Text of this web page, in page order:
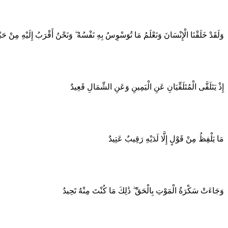
وَلَقَدْ خَلَقْنَا الْإِنْسَانَ وَنَعْلَمُ مَا تُوَسْوِسُ بِهِ نَفْسُهُ ۖ وَنَحْنُ أَقْرَبُ إِلَيْهِ مِنْ
إِذْ يَتَلَقَّى الْمُتَلَقِّيَانِ عَنِ الْيَمِينِ وَعَنِ الشِّمَالِ قَعِيدٌ
مَا يَلْفِظُ مِنْ قَوْلٍ إِلَّا لَدَيْهِ رَقِيبٌ عَتِيدٌ
وَجَاءَتْ سَكْرَةُ الْمَوْتِ بِالْحَقِّ ۖ ذَٰلِكَ مَا كُنْتَ مِنْهُ تَحِيدُ